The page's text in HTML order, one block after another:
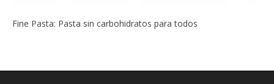
Fine Pasta: Pasta sin carbohidratos para todos